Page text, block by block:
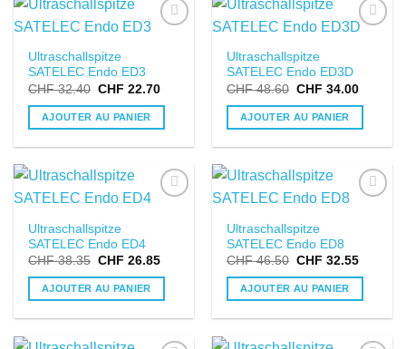
LISTE DE
SOUHAITS
Ultraschallspitze
SATELEC Endo ED3
CHF32.40 CHF 22.70
AJOUTER AU PANIER
LISTE DE
SOUHAITS
Ultraschallspitze
SATELEC Endo ED3D
CHF48.60 CHF 34.00
AJOUTER AU PANIER
LISTE DE
SOUHAITS
Ultraschallspitze
SATELEC Endo ED4
CHF38.35 CHF 26.85
AJOUTER AU PANIER
LISTE DE
SOUHAITS
Ultraschallspitze
SATELEC Endo ED8
CHF46.50 CHF 32.55
AJOUTER AU PANIER